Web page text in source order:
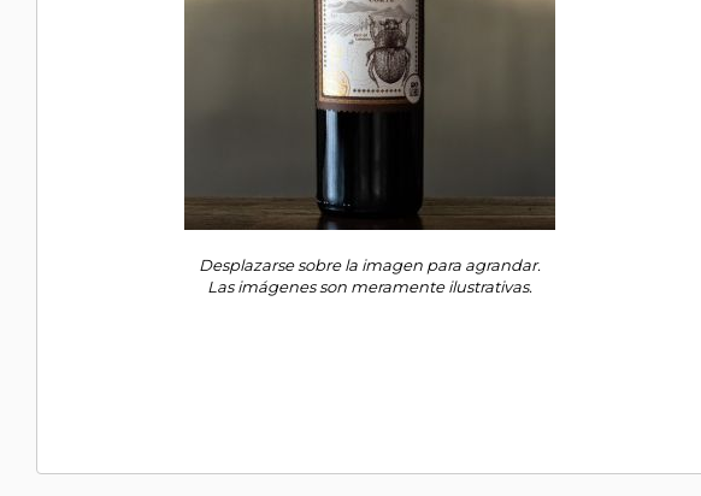
Desplazarse sobre la imagen para agrandar.
Las imágenes son meramente ilustrativas.